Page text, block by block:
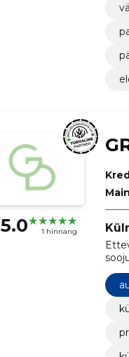
5.0 1 hinnang